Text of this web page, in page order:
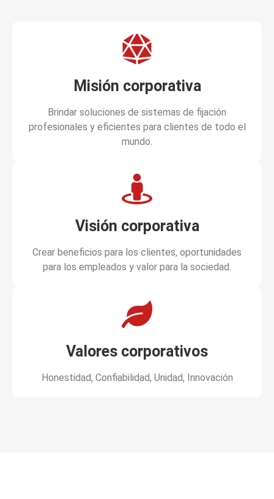
Misión corporativa
Brindar soluciones de sistemas de fijación
profesionales y eficientes para clientes de todo el
mundo.
Visión corporativa
Crear beneficios para los clientes, oportunidades
para los empleados y valor para la sociedad.
Valores corporativos
Honestidad, Confiabilidad, Unidad, Innovación